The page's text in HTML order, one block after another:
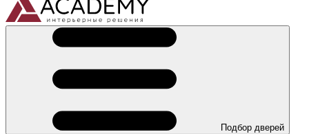
Подбор дверей